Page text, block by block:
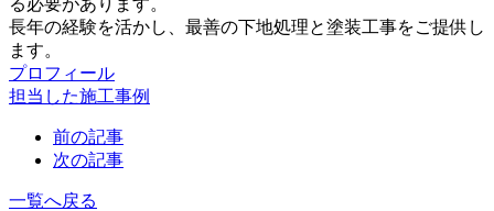
長年の経験を活かし、最善の下地処理と塗装工事をご提供し
ます。
プロフィール
担当した施工事例
前の記事
次の記事
一覧へ戻る